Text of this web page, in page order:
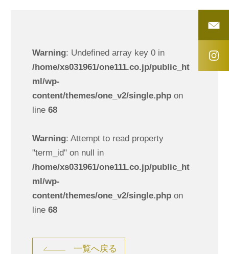
Warning: Undefined array key 0 in
/home/xs031961/one111.co.jp/public_ht
ml/wp-
content/themes/one_v2/single.phpon
line 68
Warning: Attempt to read property
"term_id" on null in
/home/xs031961/one111.co.jp/public_ht
ml/wp-
content/themes/one_v2/single.phpon
line 68
一覧へ戻る